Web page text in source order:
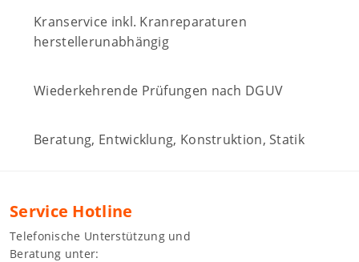
Kranservice inkl. Kranreparaturen
herstellerunabhängig
Wiederkehrende Prüfungen nach DGUV
Beratung, Entwicklung, Konstruktion, Statik
Service Hotline
Telefonische Unterstützung und
Beratung unter: